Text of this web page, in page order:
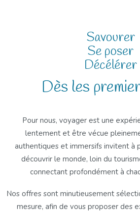
Savourer
Se poser
Décélérer
Dès les
Pour nous, voyager est une
lentement et être vécue
authentiques et immersifs invitent à
découvrir le monde, loin du
connectant profondément à
Nos offres sont minutieusement
mesure, afin de vous proposer des